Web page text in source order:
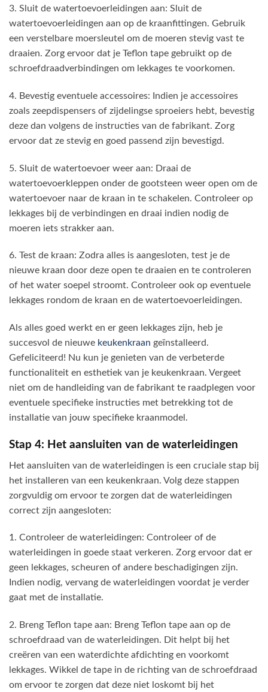
3. Sluit de watertoevoerleidingen aan: Sluit de
watertoevoerleidingen aan op de kraanfittingen. Gebruik
een verstelbare moersleutel om de moeren stevig vast te
draaien. Zorg ervoor dat je Teflon tape gebruikt op de
schroefdraadverbindingen om lekkages te voorkomen.
4. Bevestig eventuele accessoires: Indien je accessoires
zoals zeepdispensers of zijdelingse sproeiers hebt, bevestig
deze dan volgens de instructies van de fabrikant. Zorg
ervoor dat ze stevig en goed passend zijn bevestigd.
5. Sluit de watertoevoer weer aan: Draai de
watertoevoerkleppen onder de gootsteen weer open om de
watertoevoer naar de kraan in te schakelen. Controleer op
lekkages bij de verbindingen en draai indien nodig de
moeren iets strakker aan.
6. Test de kraan: Zodra alles is aangesloten, test je de
nieuwe kraan door deze open te draaien en te controleren
of het water soepel stroomt. Controleer ook op eventuele
lekkages rondom de kraan en de watertoevoerleidingen.
Als alles goed werkt en er geen lekkages zijn, heb je
succesvol de nieuwe keukenkraan geïnstalleerd.
Gefeliciteerd! Nu kun je genieten van de verbeterde
functionaliteit en esthetiek van je keukenkraan. Vergeet
niet om de handleiding van de fabrikant te raadplegen voor
eventuele specifieke instructies met betrekking tot de
installatie van jouw specifieke kraanmodel.
Stap 4: Het aansluiten van de waterleidingen
Het aansluiten van de waterleidingen is een cruciale stap bij
het installeren van een keukenkraan. Volg deze stappen
zorgvuldig om ervoor te zorgen dat de waterleidingen
correct zijn aangesloten:
1. Controleer de waterleidingen: Controleer of de
waterleidingen in goede staat verkeren. Zorg ervoor dat er
geen lekkages, scheuren of andere beschadigingen zijn.
Indien nodig, vervang de waterleidingen voordat je verder
gaat met de installatie.
2. Breng Teflon tape aan: Breng Teflon tape aan op de
schroefdraad van de waterleidingen. Dit helpt bij het
creëren van een waterdichte afdichting en voorkomt
lekkages. Wikkel de tape in de richting van de schroefdraad
om ervoor te zorgen dat deze niet loskomt bij het